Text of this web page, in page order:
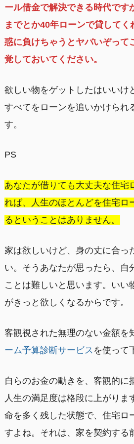
ール借金で解決できる時代です
までとか40年ローンで貸して
惑に負けちゃうとヤバいぞって
覚しておいてください。
欲しい物をゲットしたはいいけ
すべてをローンを追いかけられ
す。
PS
あなたが借りても大丈夫な住宅
れば、人生のほとんどを住宅ロ
るということはありません。
家は欲しいけど、身の丈に合っ
い。そうあなたが思ったら、自
ことは難しいと思います。いい
がきっと欲しくなるからです。
客観視された無理のない金額を
ーム予算診断サービス を使って
自らのお金の動きを、客観的に
人生の満足度は格段に上がりま
命を多く残した状態で、住宅ロ
すよね。それは、家を契約する